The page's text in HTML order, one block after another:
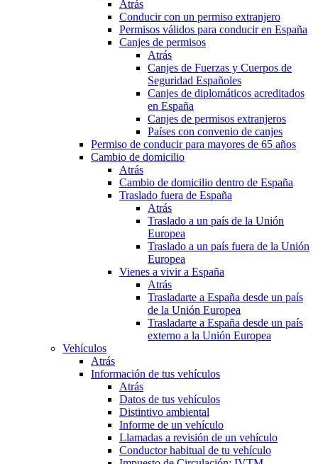
Atrás
Conducir con un permiso extranjero
Permisos válidos para conducir en España
Canjes de permisos
Atrás
Canjes de Fuerzas y Cuerpos de
Seguridad Españoles
Canjes de diplomáticos acreditados
en España
Canjes de permisos extranjeros
Países con convenio de canjes
Permiso de conducir para mayores de 65 años
Cambio de domicilio
Atrás
Cambio de domicilio dentro de España
Traslado fuera de España
Atrás
Traslado a un país de la Unión
Europea
Traslado a un país fuera de la Unión
Europea
Vienes a vivir a España
Atrás
Trasladarte a España desde un país
de la Unión Europea
Trasladarte a España desde un país
externo a la Unión Europea
Vehículos
Atrás
Información de tus vehículos
Atrás
Datos de tus vehículos
Distintivo ambiental
Informe de un vehículo
Llamadas a revisión de un vehículo
Conductor habitual de tu vehículo